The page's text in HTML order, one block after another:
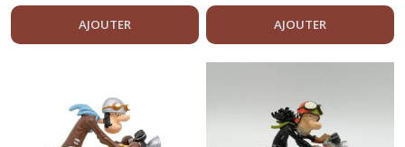
AJOUTER AJOUTER
Formule